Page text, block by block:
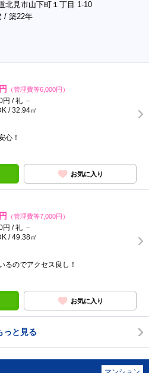
北見市山下町１丁目 1-10
/ 築22年
（管理費等6,000円）
/ 礼 －
/ 32.94㎡
心！
お気に入り
（管理費等7,000円）
/ 礼 －
/ 49.38㎡
るのでアクセス良し！
お気に入り
っと見る